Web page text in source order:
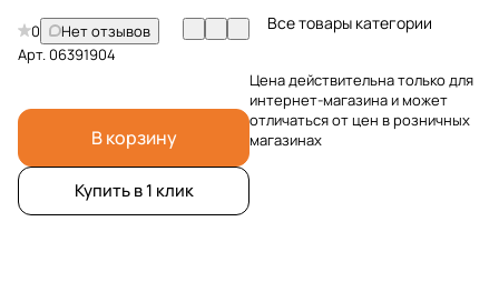
0
Нет отзывов
Арт.06391904
В корзину
Купить в 1 клик
Все товары категории
Цена действительна только для
интернет-магазина и может
отличаться от цен в розничных
магазинах